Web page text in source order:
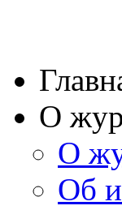
О
О
Об